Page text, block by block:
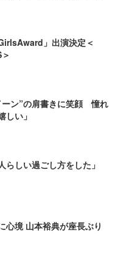
」出演決定＜
ーン”の肩書きに笑顔 憧れ
しい」
らしい過ごし方をした」
心境 山本裕典が座長ぶり